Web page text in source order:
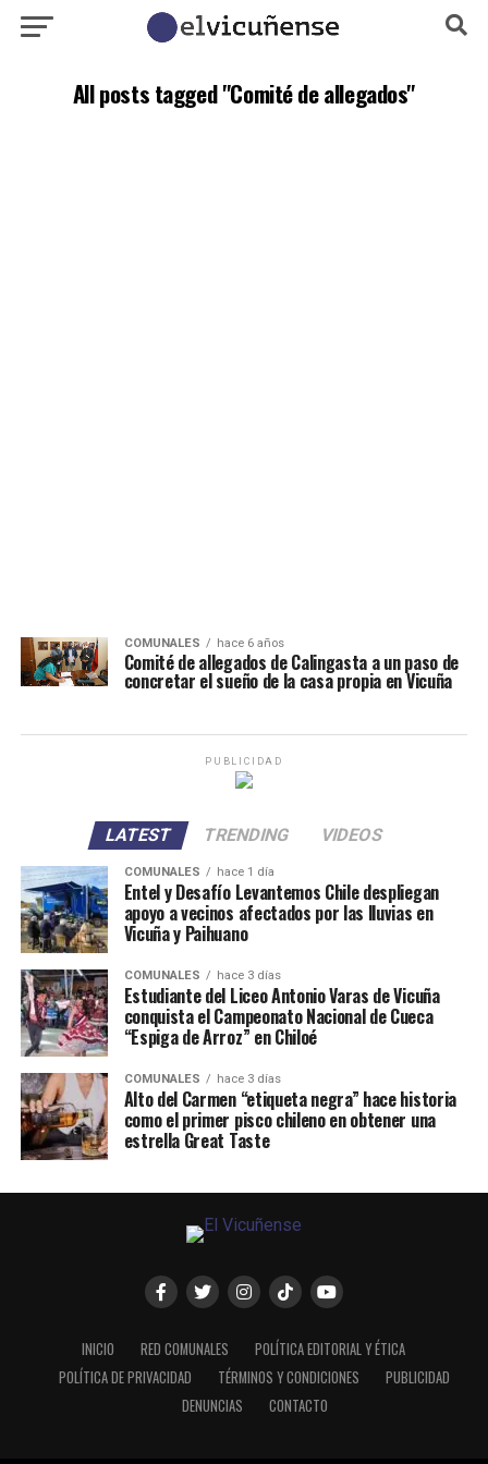
All posts tagged "Comité de allegados"
COMUNALES hace 6 años
Comité de allegados de Calingasta a un paso de
concretar el sueño de la casa propia en Vicuña
PUBLICIDAD
LATEST TRENDING VIDEOS
COMUNALES hace 1 día
Entel y Desafío Levantemos Chile despliegan
apoyo a vecinos afectados por las lluvias en
Vicuña y Paihuano
COMUNALES hace 3 días
Estudiante del Liceo Antonio Varas de Vicuña
conquista el Campeonato Nacional de Cueca
“Espiga de Arroz” en Chiloé
COMUNALES hace 3 días
Alto del Carmen “etiqueta negra” hace historia
como el primer pisco chileno en obtener una
estrella Great Taste
INICIO RED COMUNALES
POLÍTICA EDITORIAL Y ÉTICA
POLÍTICA DE PRIVACIDAD
TÉRMINOS Y CONDICIONES
PUBLICIDAD
DENUNCIAS
CONTACTO